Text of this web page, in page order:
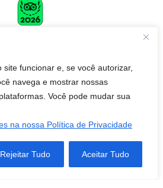
site funcionar e, se você autorizar,
navega e mostrar nossas
Você pode mudar sua
na nossa Política de Privacidade
Rejeitar Tudo Aceitar Tudo
402 – SAN PEDRO DE
951 – PUERTO NATALES
LTDA - 2026 ALL
RESERVED.
,OBSERVAÇÃO DE FAUNA E
FLORA.